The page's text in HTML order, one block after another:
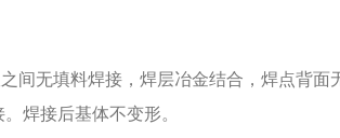
无填料焊接，焊层冶金结合，焊点背面
焊接后基体不变形。